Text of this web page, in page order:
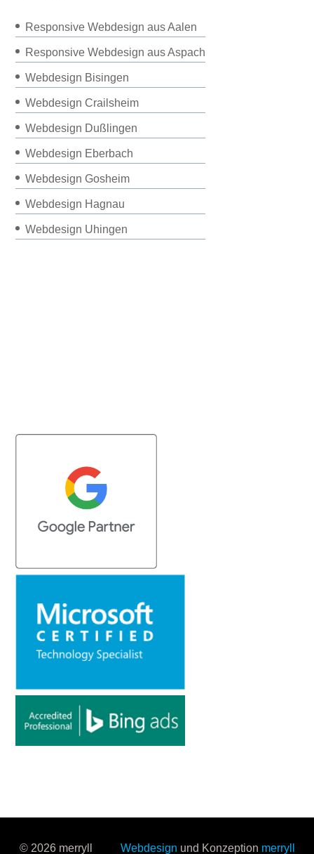
Responsive Webdesign aus Aalen
Responsive Webdesign aus Aspach
Webdesign Bisingen
Webdesign Crailsheim
Webdesign Dußlingen
Webdesign Eberbach
Webdesign Gosheim
Webdesign Hagnau
Webdesign Uhingen
© 2026 merryll Webdesign und Konzeption merryll